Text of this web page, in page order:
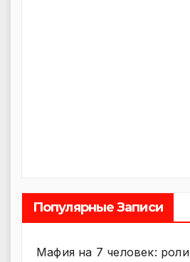
Популярные Записи
Мафия на 7 человек: роли